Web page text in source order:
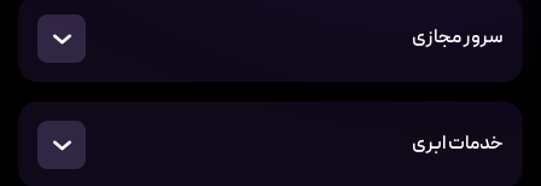
سرور مجازی
خدمات ابری